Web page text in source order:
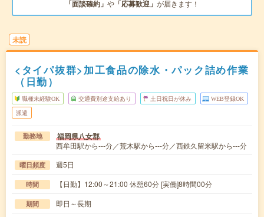
「面談確約」 や 「応募歓迎」 が届きます！
未読
<タイパ抜群>加工食品の除水・パック詰め作業
（日勤）
職種未経験OK 交通費別途支給あり 土日祝日が休み WEB登録OK
派遣
勤務地 福岡県八女郡
西牟田駅から---分／荒木駅から---分／西鉄久留米駅から---分
曜日頻度 週5日
時間 【日勤】12:00～21:00 休憩60分 [実働]8時間00分
期間 即日～長期